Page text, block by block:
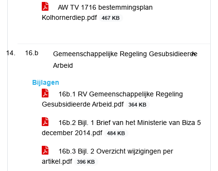
AW TV 1716 bestemmingsplan
Kolhornerdiep.pdf
467 KB
16.b
Gemeenschappelijke Regeling Gesubsidieerde
Arbeid
Bijlagen
16b.1 RV Gemeenschappelijke Regeling
Gesubsidieerde Arbeid.pdf
364 KB
16b.2 Bijl. 1 Brief van het Ministerie van Biza 5
december 2014.pdf
484 KB
16b.3 Bijl. 2 Overzicht wijzigingen per
artikel.pdf
396 KB